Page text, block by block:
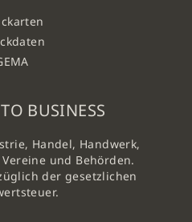
BUSINESS
Handel, Handwerk,
und Behörden.
der gesetzlichen